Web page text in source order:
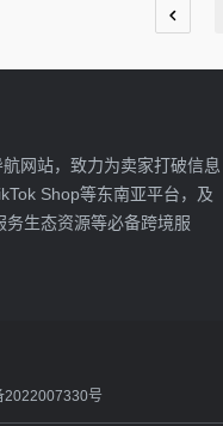
网站，致力为卖家打破信息
Shop等东南亚平台，及
务生态资源等必备跨境服
2022007330号